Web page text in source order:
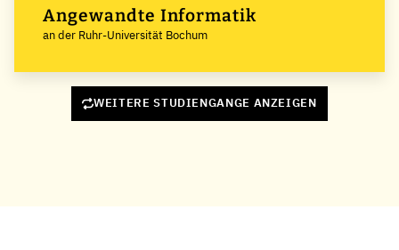
Angewandte Informatik
an der Ruhr-Universität Bochum
WEITERE STUDIENGANGE ANZEIGEN